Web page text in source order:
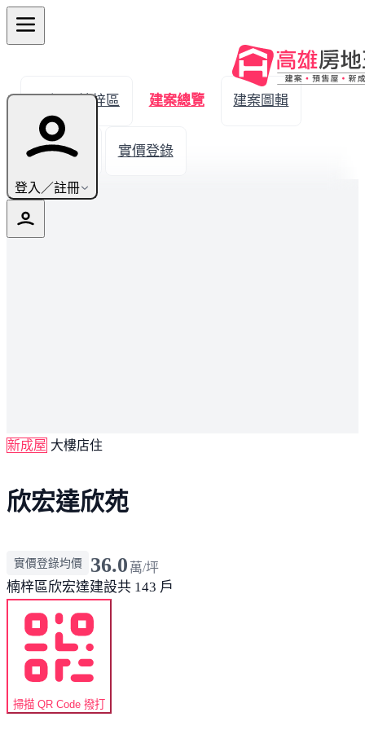
登入／註冊
← 返回楠梓區 建案總覽 建案圖輯
生活機能 實價登錄
新成屋 大樓店住
欣宏達欣苑
實價登錄均價 36.0 萬/坪
楠梓區欣宏達建設共 143 戶
掃描 QR Code 撥打